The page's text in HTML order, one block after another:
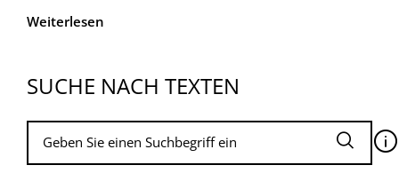
Weiterlesen
SUCHE NACH TEXTEN
🛈